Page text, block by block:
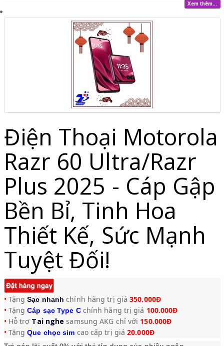
Xem thêm...
Điện Thoại Motorola
Razr 60 Ultra/Razr
Plus 2025 - Cáp Gập
Bền Bỉ, Tinh Hoa
Thiết Kế, Sức Mạnh
Tuyệt Đối!
• TặngSạc nhanh chính hãng trị giá350.000Đ
•TặngCáp sạc Type C chính hãng trị giá 100.000Đ
• Hỗ trợ Tai nghe samsung AKG chỉ với 150.000Đ
•TặngQue chọc sim cao cấp trị giá 20.000Đ